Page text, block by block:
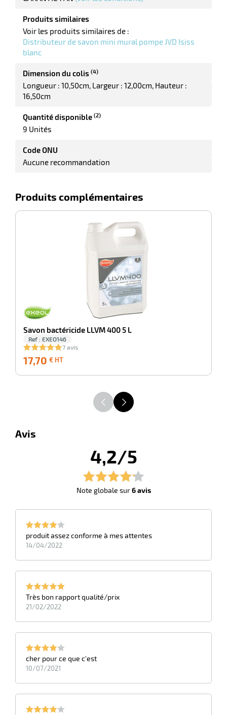
Produits similaires
Voir les produits similaires de :
Distributeur de savon mini mural pompe JVD Isiss
blanc
Dimension du colis (4)
Longueur : 10,50cm Largeur : 12,00cm Hauteur :
16,50cm
Quantité disponible (2)
9 Unités
Code ONU
Aucune recommandation
Produits complémentaires
Savon bactéricide LLVM 400 5 L
Ref : EXEO146
7 avis
17,70 € HT
HT
Avis
4,2/5
Note globale sur6 avis
produit assez conforme à mes attentes
14/04/2022
Très bon rapport qualité/prix
21/02/2022
cher pour ce que c'est
10/07/2021